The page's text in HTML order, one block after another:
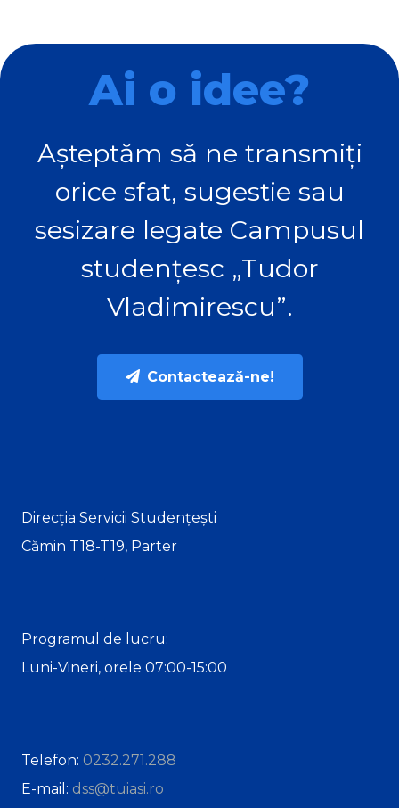
Ai o idee?
Așteptăm să ne transmiți
orice sfat, sugestie sau
sesizare legate Campusul
studențesc „Tudor
Vladimirescu”.
Contactează-ne!
Direcția Servicii Studențești
Cămin T18-T19, Parter
Programul de lucru:
Luni-Vineri, orele 07:00-15:00
Telefon: 0232.271.288
E-mail: dss@tuiasi.ro